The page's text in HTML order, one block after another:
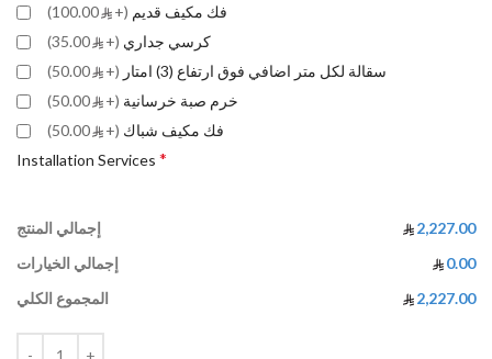
فك مكيف قديم (+
100.00)
كرسي جداري (+
35.00)
سقالة لكل متر اضافي فوق ارتفاع (3) امتار
(+
50.00)
خرم صبة خرسانية (+
50.00)
فك مكيف شباك (+
50.00)
Installation Services *
إجمالي المنتج
2,227.00
إجمالي الخيارات
0.00
المجموع الكلي
2,227.00